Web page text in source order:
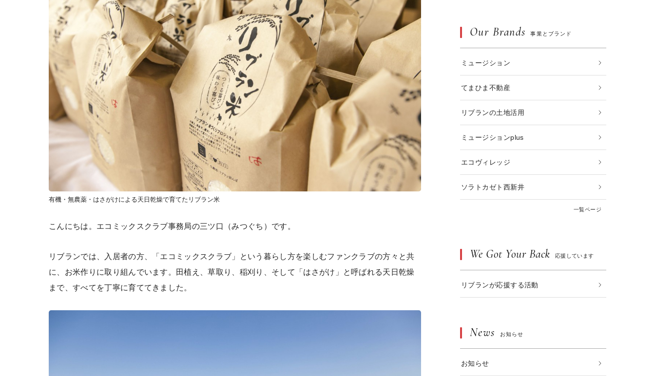
有機・無農薬・はさがけによる天日乾燥で育てたリブラン米
こんにちは。エコミックスクラブ事務局の三ツ口（みつぐち）です。
リブランでは、入居者の方、「エコミックスクラブ」という暮らし方を楽しむファンクラブの方々と共
に、お米作りに取り組んでいます。田植え、草取り、稲刈り、そして「はさがけ」と呼ばれる天日乾燥
まで、すべてを丁寧に育ててきました。
Our Brands 事業とブランド
ミュージション
てまひま不動産
リブランの土地活用
ミュージションplus
エコヴィレッジ
ソラトカゼト西新井
一覧ページ
We Got Your Back 応援しています
リブランが応援する活動
News お知らせ
お知らせ